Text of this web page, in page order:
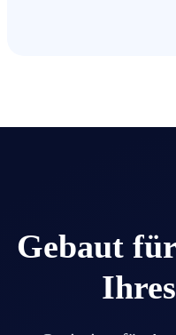
Gebaut